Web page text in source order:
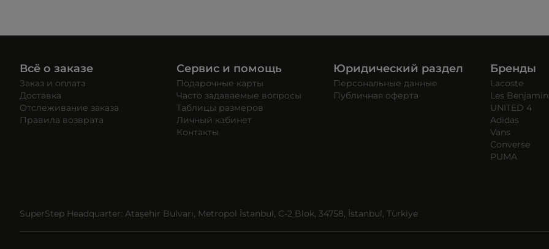
Всё о заказе
Заказ и оплата
Доставка
Отслеживание заказа
Правила возврата
Сервис и помощь
Подарочные карты
Часто задаваемые вопросы
Таблицы размеров
Личный кабинет
Контакты
Юридический раздел
Персональные данные
Публичная оферта
Бренды
Lacoste
Les
UNITED 4
Adidas
Vans
Converse
PUMA
SuperStep Headquarter: Ataşehir Bulvarı, Metropol İstanbul, C-2 Blok, 34758, İstanbul, Türkiye